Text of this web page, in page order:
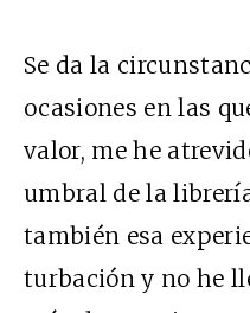
Se da la
ocasiones en las
valor, me he
umbral de la
también esa
turbación y no he